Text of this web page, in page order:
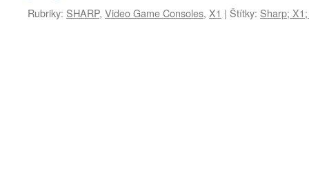
Rubriky: SHARP, Video Game Consoles, X1 | Štítky: Sharp;